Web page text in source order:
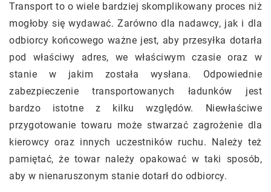
Transport to o wiele bardziej skomplikowany proces niż
mogłoby się wydawać. Zarówno dla nadawcy, jak i dla
odbiorcy końcowego ważne jest, aby przesyłka dotarła
pod właściwy adres, we właściwym czasie oraz w
stanie w jakim została wysłana. Odpowiednie
zabezpieczenie transportowanych ładunków jest
bardzo istotne z kilku względów. Niewłaściwe
przygotowanie towaru może stwarzać zagrożenie dla
kierowcy oraz innych uczestników ruchu. Należy też
pamiętać, że towar należy opakować w taki sposób,
aby w nienaruszonym stanie dotarł do odbiorcy.